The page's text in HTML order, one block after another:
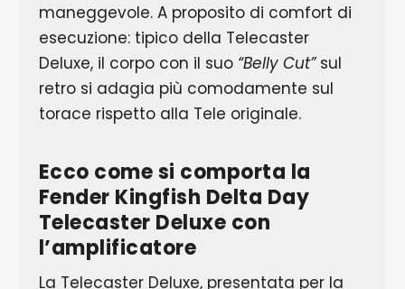
maneggevole. A proposito di comfort di
esecuzione: tipico della Telecaster
Deluxe, il corpo con il suo “Belly Cut”sul
retro si adagia più comodamente sul
torace rispetto alla Tele originale.
Ecco come si comporta la
Fender Kingfish Delta Day
Telecaster Deluxe con
l’amplificatore
La Telecaster Deluxe, presentata per la